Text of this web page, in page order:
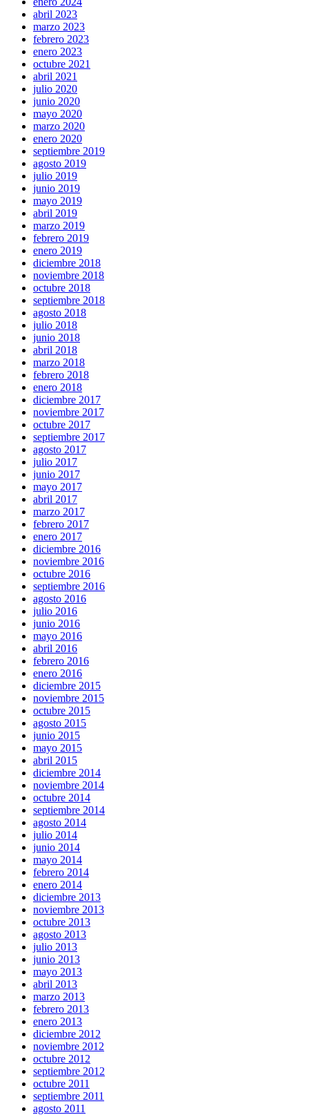
abril 2023
marzo 2023
febrero 2023
enero 2023
octubre 2021
abril 2021
julio 2020
junio 2020
mayo 2020
marzo 2020
enero 2020
septiembre 2019
agosto 2019
julio 2019
junio 2019
mayo 2019
abril 2019
marzo 2019
febrero 2019
enero 2019
diciembre 2018
noviembre 2018
octubre 2018
septiembre 2018
agosto 2018
julio 2018
junio 2018
abril 2018
marzo 2018
febrero 2018
enero 2018
diciembre 2017
noviembre 2017
octubre 2017
septiembre 2017
agosto 2017
julio 2017
junio 2017
mayo 2017
abril 2017
marzo 2017
febrero 2017
enero 2017
diciembre 2016
noviembre 2016
octubre 2016
septiembre 2016
agosto 2016
julio 2016
junio 2016
mayo 2016
abril 2016
febrero 2016
enero 2016
diciembre 2015
noviembre 2015
octubre 2015
agosto 2015
junio 2015
mayo 2015
abril 2015
diciembre 2014
noviembre 2014
octubre 2014
septiembre 2014
agosto 2014
julio 2014
junio 2014
mayo 2014
febrero 2014
enero 2014
diciembre 2013
noviembre 2013
octubre 2013
agosto 2013
julio 2013
junio 2013
mayo 2013
abril 2013
marzo 2013
febrero 2013
enero 2013
diciembre 2012
noviembre 2012
octubre 2012
septiembre 2012
octubre 2011
septiembre 2011
agosto 2011